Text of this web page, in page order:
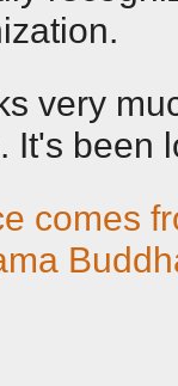
very
It's been
comes